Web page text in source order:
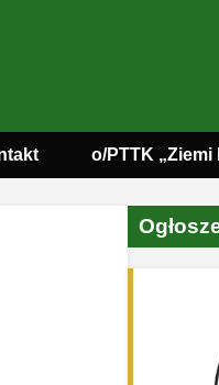
o/PTTK „Ziemi